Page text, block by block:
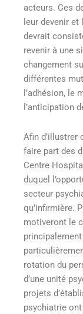
acteurs. Ces
leur devenir
devrait
revenir à une
changement
différentes
l’adhésion,
l’anticipation
Afin d’illustrer
faire part des
Centre
duquel
secteur
qu’infirmière.
motiveront le
rotation du
d’une unité
projets
psychiatrie